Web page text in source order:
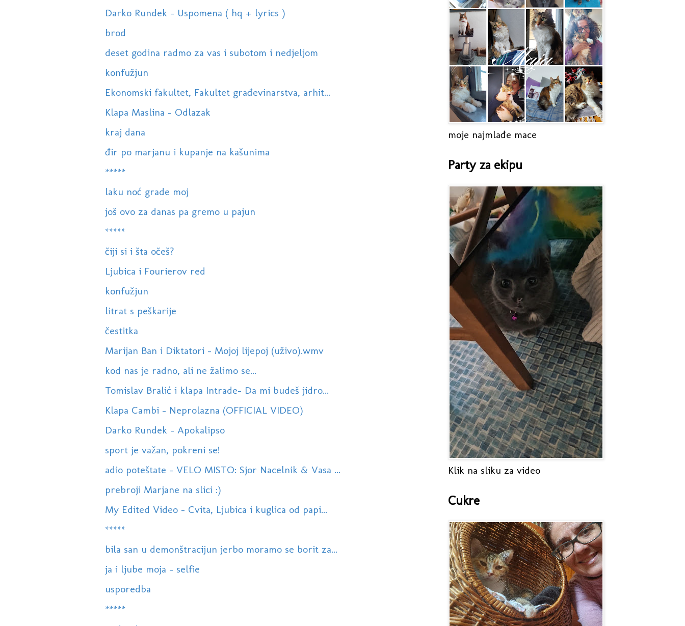
Darko Rundek - Uspomena ( hq + lyrics )
brod
deset godina radmo za vas i subotom i nedjeljom
konfužjun
Ekonomski fakultet, Fakultet građevinarstva, arhit...
Klapa Maslina - Odlazak
kraj dana
đir po marjanu i kupanje na kašunima
*****
laku noć grade moj
još ovo za danas pa gremo u pajun
*****
čiji si i šta očeš?
Ljubica i Fourierov red
konfužjun
litrat s peškarije
čestitka
Marijan Ban i Diktatori - Mojoj lijepoj (uživo).wmv
kod nas je radno, ali ne žalimo se...
Tomislav Bralić i klapa Intrade- Da mi budeš jidro...
Klapa Cambi - Neprolazna (OFFICIAL VIDEO)
Darko Rundek - Apokalipso
sport je važan, pokreni se!
adio poteštate - VELO MISTO: Sjor Nacelnik & Vasa ...
prebroji Marjane na slici :)
My Edited Video - Cvita, Ljubica i kuglica od papi...
*****
bila san u demonštracijun jerbo moramo se borit za...
ja i ljube moja - selfie
usporedba
*****
moje najmlađe mace
Party za ekipu
Klik na sliku za video
Cukre